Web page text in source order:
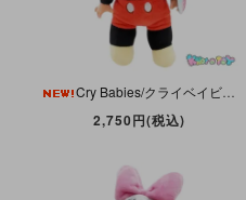
Cry Babies/クライベイビーズ・Tiny Cuddles/タイニーキャドルズ・Mickey Mouse/ミッキーマウス・Disney/ディズニー・Doll/ドール・IMC Toys
2,750円(税込)